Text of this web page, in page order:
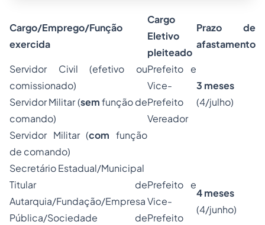
Cargo/Emprego/Função
exercida
Cargo
Eletivo
pleiteado
Prazo de
afastamento
Servidor Civil (efetivo ou
comissionado)
Servidor Militar (semfunção de
comando)
Prefeito e
Vice-
Prefeito
3 meses
(4/julho)
Vereador
Servidor Militar (com função
de comando)
Secretário Estadual/Municipal
Titular de
Autarquia/Fundação/Empresa
Pública/Sociedade de
Prefeito e
Vice-
Prefeito
4 meses
(4/junho)